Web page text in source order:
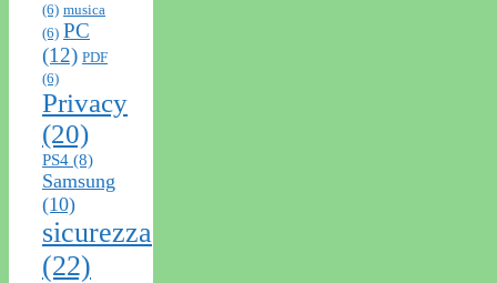
(6) musica
(6) PC
(12) PDF
(6)
Privacy
(20)
PS4 (8)
Samsung
(10)
sicurezza
(22)